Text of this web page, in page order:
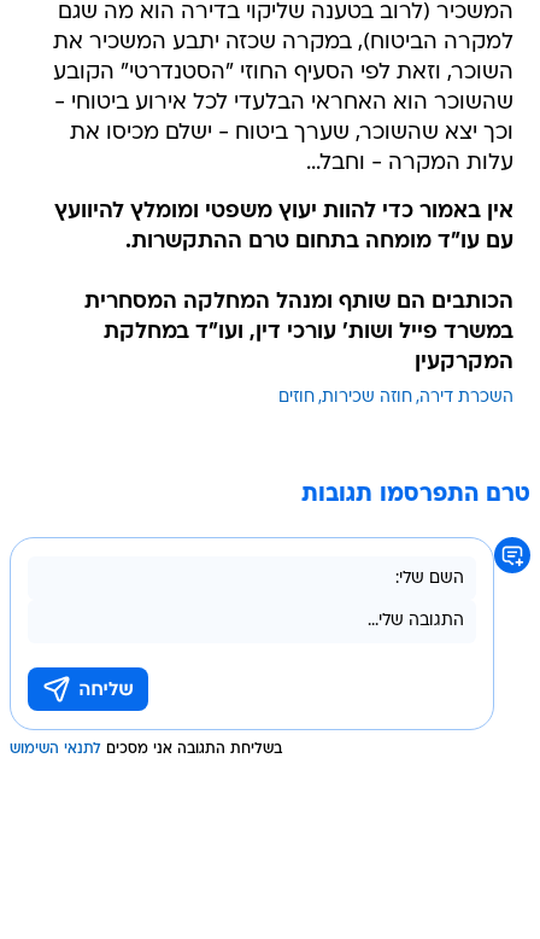
המשכיר (לרוב בטענה שליקוי בדירה הוא מה שגם
למקרה הביטוח), במקרה שכזה יתבע המשכיר את
השוכר, וזאת לפי הסעיף החוזי "הסטנדרטי" הקובע
שהשוכר הוא האחראי הבלעדי לכל אירוע ביטוחי -
וכך יצא שהשוכר, שערך ביטוח - ישלם מכיסו את
עלות המקרה - וחבל...
אין באמור כדי להוות יעוץ משפטי ומומלץ להיוועץ
עם עו"ד מומחה בתחום טרם ההתקשרות.
הכותבים הם שותף ומנהל המחלקה המסחרית
במשרד פייל ושות' עורכי דין, ועו"ד במחלקת
המקרקעין
השכרת דירה חוזה שכירות חוזים
טרם התפרסמו תגובות
בשליחת התגובה אני מסכים לתנאי השימוש